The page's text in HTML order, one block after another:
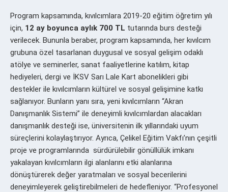
Program kapsamında, kıvılcımlara 2019-20 eğitim öğretim yılı
için, 12 ay boyunca aylık 700 TL tutarında burs desteği
verilecek. Bununla beraber, program kapsamında, her kıvılcım
grubuna özel tasarlanan duygusal ve sosyal gelişim odaklı
atölye ve seminerler, sanat faaliyetlerine katılım, kitap
hediyeleri, dergi ve İKSV Sarı Lale Kart abonelikleri gibi
destekler ile kıvılcımların kültürel ve sosyal gelişimine katkı
sağlanıyor. Bunların yanı sıra, yeni kıvılcımların “Akran
Danışmanlık Sistemi” ile deneyimli kıvılcımlardan alacakları
danışmanlık desteği ise, üniversitenin ilk yıllarındaki uyum
süreçlerini kolaylaştırıyor. Ayrıca, Çelikel Eğitim Vakfı’nın çeşitli
proje ve programlarında sürdürülebilir gönüllülük imkanı
yakalayan kıvılcımların ilgi alanlarını etki alanlarına
dönüştürerek değer yaratmaları ve sosyal becerilerini
deneyimleyerek geliştirebilmeleri de hedefleniyor. “Profesyonel